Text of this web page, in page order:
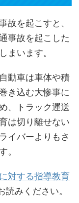
故を起こすと、
事故を起こした
まいます。
動車は車体や積
き込む大惨事に
、トラック運送
は切り離せない
イバーよりもさ
。
対する指導教育
読みください。